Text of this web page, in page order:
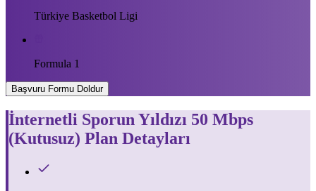
Türkiye Basketbol Ligi
Formula 1
Başvuru Formu Doldur
İnternetli Sporun Yıldızı 50 Mbps
(Kutusuz) Plan Detayları